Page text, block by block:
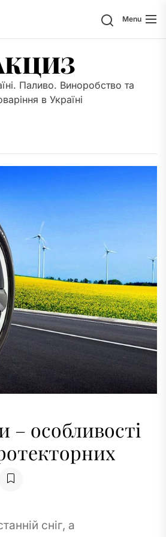
SearchMenu
Паливо. Виноробство та
в Україні
– особливості
сніг, а